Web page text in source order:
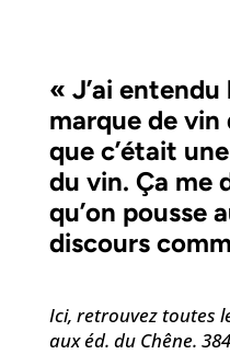
« J’ai entendu
marque de vin
que c’était
du vin. Ça me
qu’on pousse
discours
Ici, retrouvez toutes
aux éd. du Chêne.